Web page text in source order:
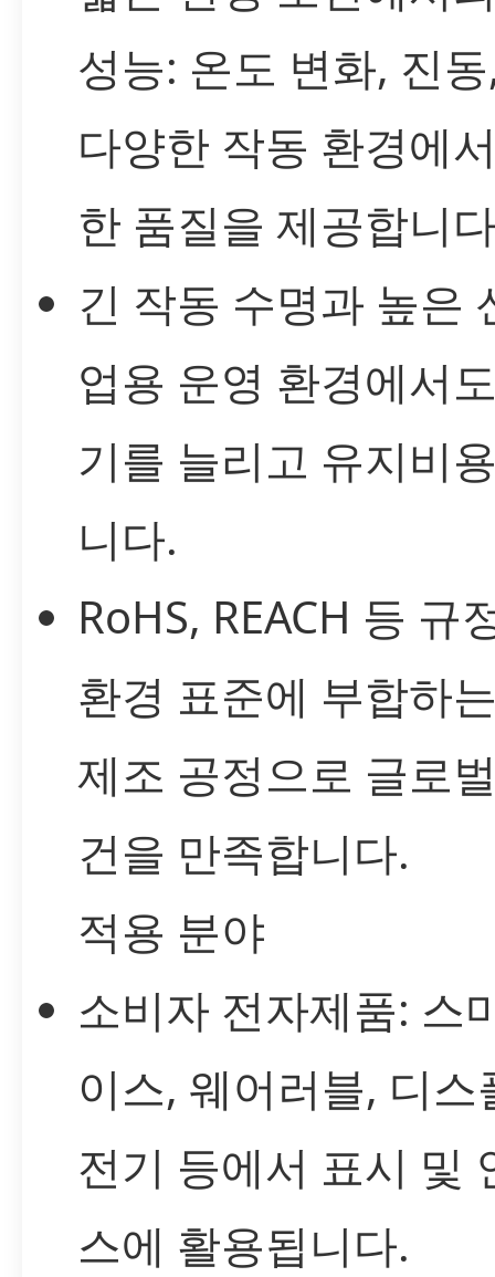
성능: 온도 변화, 진
다양한 작동 환경에
한 품질을 제공합니
긴 작동 수명과 높은
업용 운영 환경에서
기를 늘리고 유지비
니다.
RoHS, REACH 등 규
환경 표준에 부합하
제조 공정으로 글로
건을 만족합니다.
적용 분야
소비자 전자제품: 스
이스, 웨어러블, 디스
전기 등에서 표시 및
스에 활용됩니다.